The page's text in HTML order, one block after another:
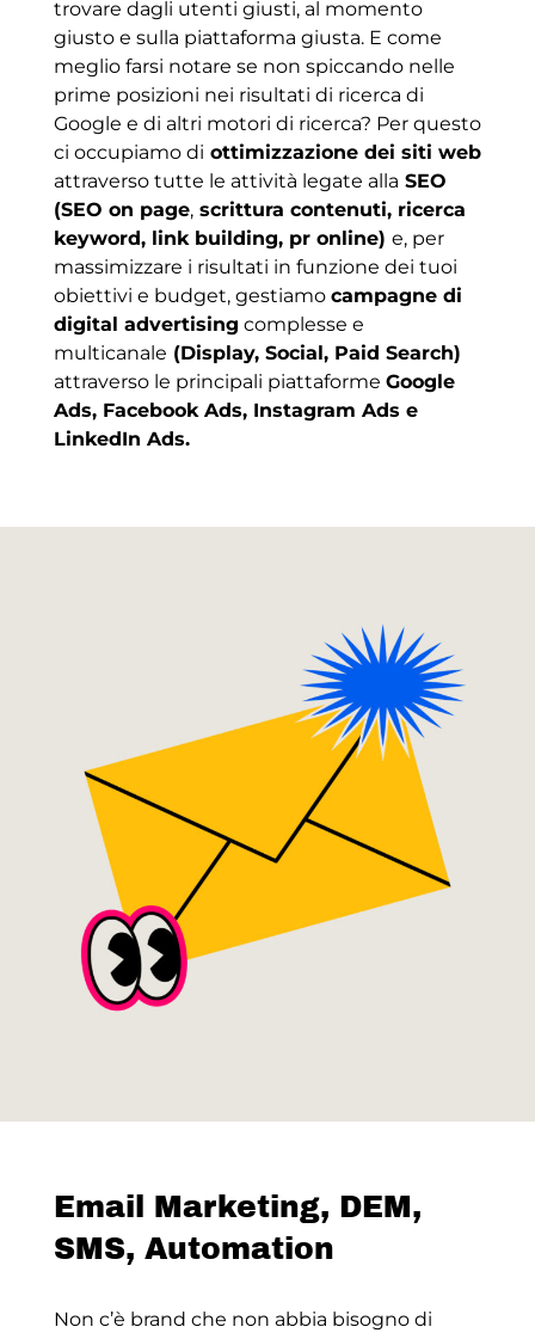
trovare dagli utenti giusti, al momento
giusto e sulla piattaforma giusta. E come
meglio farsi notare se non spiccando nelle
prime posizioni nei risultati di ricerca di
Google e di altri motori di ricerca? Per questo
ci occupiamo di ottimizzazione dei siti web
attraverso tutte le attività legate alla SEO
(SEO on page,scrittura contenuti, ricerca
keyword, link building, pr online) e, per
massimizzare i risultati in funzione dei tuoi
obiettivi e budget, gestiamo campagne di
digital advertising complesse e
multicanale (Display, Social, Paid Search)
attraverso le principali piattaforme Google
Ads, Facebook Ads, Instagram Ads e
LinkedIn Ads.
Email Marketing, DEM,
SMS, Automation
Non c’è brand che non abbia bisogno di